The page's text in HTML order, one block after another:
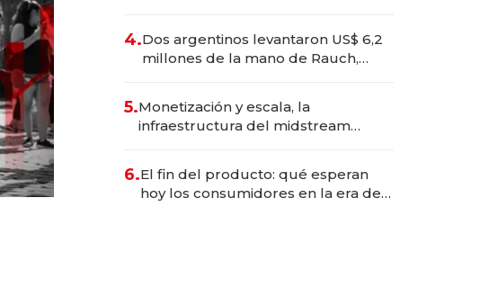
4.Dos argentinos levantaron US$ 6,2
millones de la mano de Rauch,
5.Monetización y escala, la
infraestructura del midstream
6.El fin del producto: qué esperan
hoy los consumidores en la era de